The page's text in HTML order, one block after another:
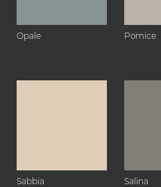
Opale Pomice
Sabbia Salina